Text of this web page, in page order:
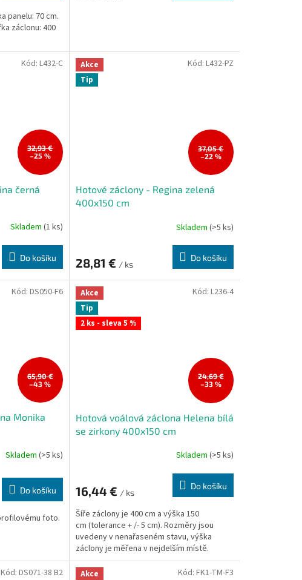
panelu: 70 cm.
záclonu: 400
32,93 €
–25 %
černá
Skladem (1 ks)
Do košíku
Kód: L432-C
Akce
Tip
37,05 €
–22 %
Hotové záclony - Regina zelená
400x150 cm
Skladem (>5 ks)
28,81 € / ks
Do košíku
Kód: L432-PZ
65,90 €
–43 %
Monika
Skladem (>5 ks)
Do košíku
foto.
Kód: DS050-F6
Akce
Tip
2 ks - sleva 5 %
24,69 €
–33 %
Hotová voálová záclona Helena bílá
se zirkony 400x150 cm
Skladem (>5 ks)
16,44 € / ks
Do košíku
Šíře záclony je 400 cm a výška 150
cm (tolerance + /- 5 cm). Rozměry jsou
uvedeny v nenařaseném stavu, výška
záclony je měřena v nejdelším místě.
Kód: L236-4
Kód: DS071-38 B2
Akce
Kód: FK1-TM-F3